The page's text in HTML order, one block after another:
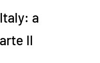
a
II